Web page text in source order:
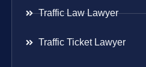
Traffic Law Lawyer
Traffic Ticket Lawyer